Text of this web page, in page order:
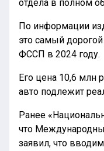
отдела в полном
По информации
это самый
ФССП в 2024 году.
Его цена 10,6 млн
авто подлежит
Ранее
что
заявил, что